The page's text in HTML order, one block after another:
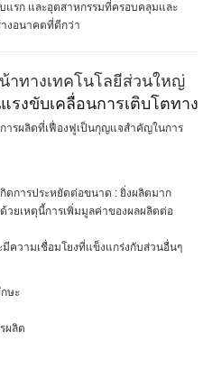
แรก และอุตสาหกรรมที่ครอบคลุมและ
งอนาคตที่ดีกว่า
าทางเทคโนโลยีส่วนใหญ่
รงขับเคลื่อนการเติบโตทาง
ารผลิตที่เฟื่องฟูเป็นกุญแจสำคัญในการ
ดการประหยัดต่อขนาด : ยิ่งผลิตมาก
วยเหตุนี้การเพิ่มมูลค่าของผลผลิตต่อ
ความเชื่อมโยงที่แข็งแกร่งกับส่วนอื่นๆ
ษะ
ผลิต